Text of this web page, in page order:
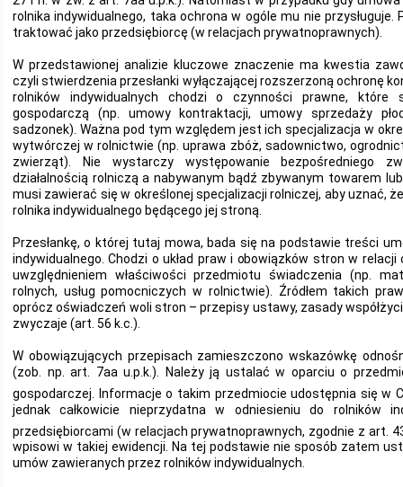
rolnika indywidualnego, taka ochrona w ogóle mu nie przysługuje.
traktować jako przedsiębiorcę (w relacjach prywatnoprawnych).
W przedstawionej analizie kluczowe znaczenie ma kwestia
czyli stwierdzenia przesłanki wyłączającej rozszerzoną ochronę
rolników indywidualnych chodzi o czynności prawne, które
gospodarczą (np. umowy kontraktacji, umowy sprzedaży
sadzonek). Ważna pod tym względem jest ich specjalizacja w
wytwórczej w rolnictwie (np. uprawa zbóż, sadownictwo,
zwierząt). Nie wystarczy występowanie bezpośredniego
działalnością rolniczą a nabywanym bądź zbywanym towarem
musi zawierać się w określonej specjalizacji rolniczej, aby uznać,
rolnika indywidualnego będącego jej stroną.
Przesłankę, o której tutaj mowa, bada się na podstawie treści
indywidualnego. Chodzi o układ praw i obowiązków stron w
uwzględnieniem właściwości przedmiotu świadczenia (np.
rolnych, usług pomocniczych w rolnictwie). Źródłem takich
oprócz oświadczeń woli stron – przepisy ustawy, zasady
zwyczaje (art. 56 k.c.).
W obowiązujących przepisach zamieszczono wskazówkę
(zob. np. art. 7aa u.p.k.). Należy ją ustalać w oparciu o
gospodarczej. Informacje o takim przedmiocie udostępnia się w
jednak całkowicie nieprzydatna w odniesieniu do rolników
przedsiębiorcami (w relacjach prywatnoprawnych, zgodnie z art.
wpisowi w takiej ewidencji. Na tej podstawie nie sposób zatem
umów zawieranych przez rolników indywidualnych.